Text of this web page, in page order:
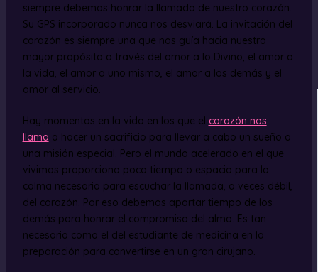
siempre debemos honrar la llamada de nuestro corazón.
Su GPS incorporado nunca nos desviará. La invitación del
corazón es siempre una que nos guía hacia nuestro
mayor propósito a través del amor a lo Divino, el amor a
la vida, el amor a uno mismo, el amor a los demás y el
amor al servicio.
Hay momentos en la vida en los que el corazón nos
llama a hacer un sacrificio para llevar a cabo un sueño o
una misión especial. Pero el mundo acelerado en el que
vivimos proporciona poco tiempo o espacio para la
calma necesaria para escuchar la llamada, a veces débil,
del corazón. Por eso debemos apartar tiempo de los
demás para honrar el compromiso del alma. Es tan
necesario como el del estudiante de medicina en la
preparación para convertirse en un gran cirujano.